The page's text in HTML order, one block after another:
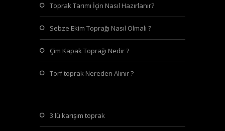
Toprak Tarımı İçin Nasıl Hazırlanır?
Sebze Ekim Toprağı Nasıl Olmalı ?
Çim Kapak Toprağı Nedir ?
Torf toprak Nereden Alınır ?
3 lü karışım toprak